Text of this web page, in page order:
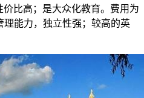
比高；是大众化教育。费用为
理能力，独立性强；较高的英